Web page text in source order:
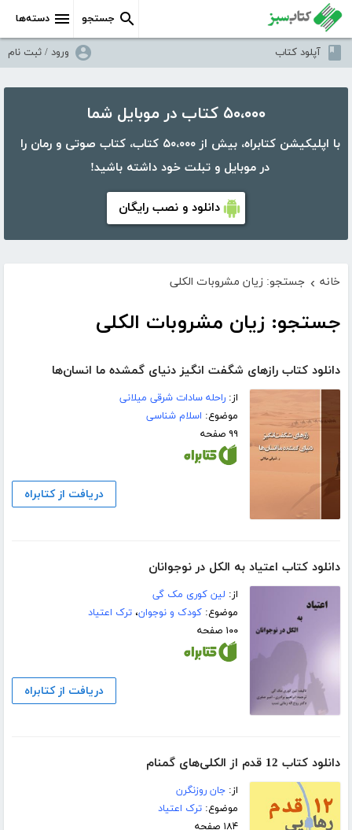
دسته‌ها جستجو
آپلود کتاب ورود / ثبت نام
۵۰،۰۰۰ کتاب در موبایل شما
با اپلیکیشن کتابراه، بیش از ۵۰،۰۰۰ کتاب، کتاب صوتی و رمان را
در موبایل و تبلت خود داشته باشید!
دانلود و نصب رایگان
خانه › جستجو: زیان مشروبات الکلی
جستجو: زیان مشروبات الکلی
دانلود کتاب رازهای شگفت انگیز دنیای گمشده ما انسان‌ها
از:راحله سادات شرقی میلانی
موضوع: اسلام شناسی
۹۹ صفحه
دریافت از کتابراه
دانلود کتاب اعتیاد به الکل در نوجوانان
از: لین کوری مک گی
موضوع:کودک و نوجوان،ترک اعتیاد
۱۰۰ صفحه
دریافت از کتابراه
دانلود کتاب 12 قدم از الکلی‌های گمنام
از:جان روزنگرن
موضوع:ترک اعتیاد
۱۸۴ صفحه